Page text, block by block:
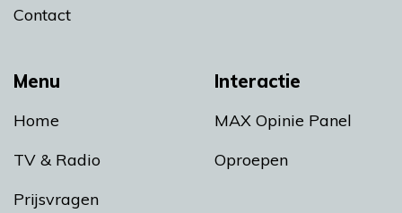
Menu
Home
TV & Radio
Prijsvragen
Interactie
MAX Opinie Panel
Oproepen
Contact